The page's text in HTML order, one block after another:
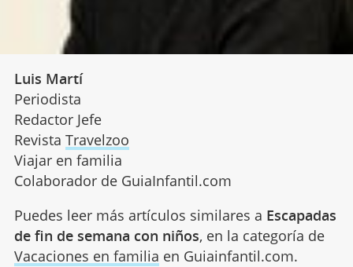
Luis Martí
Periodista
Redactor Jefe
Revista Travelzoo
Viajar en familia
Colaborador de GuiaInfantil.com
Puedes leer más artículos similares a Escapadas
de fin de semana con niños, en la categoría de
Vacaciones en familia en Guiainfantil.com.